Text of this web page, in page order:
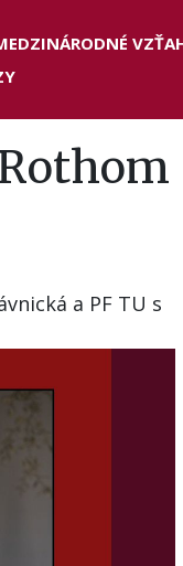
a PF TU s